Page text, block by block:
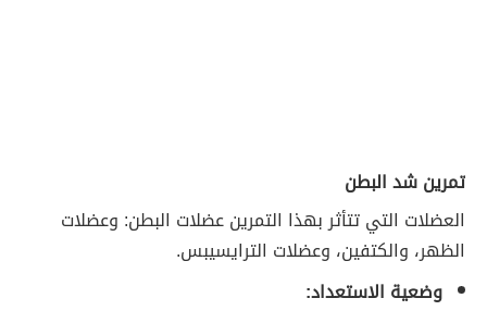
تمرين شد البطن
العضلات التي تتأثر بهذا التمرين عضلات البطن: وعضلات
الظهر، والكتفين، وعضلات الترايسيبس.
وضعية الاستعداد: